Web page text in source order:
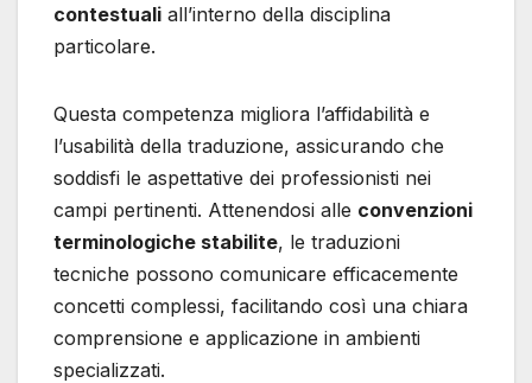
contestuali all’interno della disciplina
particolare.
Questa competenza migliora l’affidabilità e
l’usabilità della traduzione, assicurando che
soddisfi le aspettative dei professionisti nei
campi pertinenti. Attenendosi alle convenzioni
terminologiche stabilite, le traduzioni
tecniche possono comunicare efficacemente
concetti complessi, facilitando così una chiara
comprensione e applicazione in ambienti
specializzati.